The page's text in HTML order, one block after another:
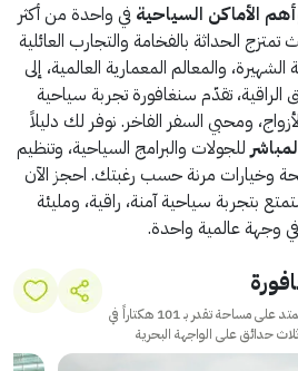
الأماكن السياحية في واحدة من أكثر
الحداثة بالفخامة والتجارب العائلية
والمعالم المعمارية العالمية، إلى
الراقية، تقدّم سنغافورة تجربة سياحية
ومحبي السفر الفاخر. نوفر لك دليلاً
للجولات والبرامج السياحية، وتنظيم
وخيارات مرنة حسب رغبتك. احجز الآن
بتجربة سياحية آمنة، راقية، ومليئة
في وجهة عالمية واحدة.
حدائق الخليج في سنغافورة هي منتزه ممتد على مساحة تقدر بـ 101 هكتاراً في
حدائق على الواجهة البحرية